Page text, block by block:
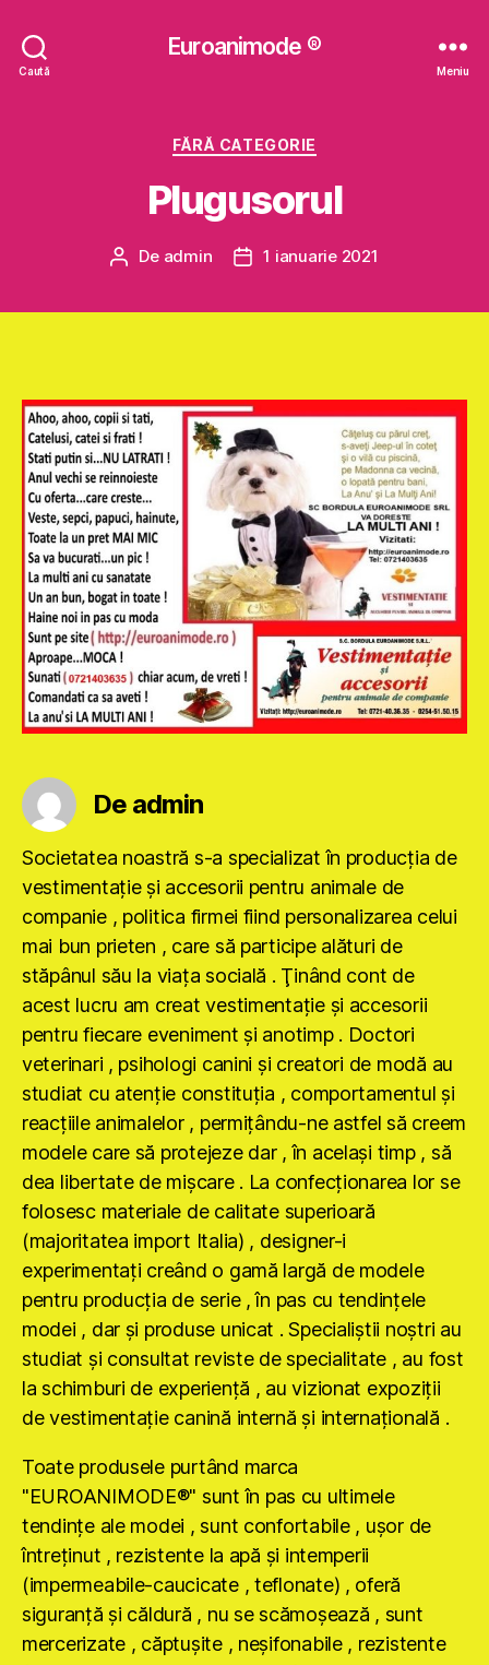
Caută
Euroanimode ®
Meniu
Categorii
FĂRĂ CATEGORIE
Plugusorul
Autor
De admin
Dată1 ianuarie 2021
De admin
Societatea noastră s-a specializat în producţia de
vestimentaţie şi accesorii pentru animale de
companie , politica firmei fiind personalizarea celui
mai bun prieten , care să participe alături de
stăpânul său la viaţa socială . Ţinând cont de
acest lucru am creat vestimentaţie şi accesorii
pentru fiecare eveniment şi anotimp . Doctori
veterinari , psihologi canini şi creatori de modă au
studiat cu atenţie constituţia , comportamentul şi
reacţiile animalelor , permiţându-ne astfel să creem
modele care să protejeze dar , în acelaşi timp , să
dea libertate de mişcare . La confecţionarea lor se
folosesc materiale de calitate superioară
(majoritatea import Italia) , designer-i
experimentaţi creând o gamă largă de modele
pentru producţia de serie , în pas cu tendinţele
modei , dar şi produse unicat . Specialiştii noştri au
studiat şi consultat reviste de specialitate , au fost
la schimburi de experienţă , au vizionat expoziţii
de vestimentaţie canină internă şi internaţională .
Toate produsele purtând marca
"EUROANIMODE®" sunt în pas cu ultimele
tendinţe ale modei , sunt confortabile , uşor de
întreţinut , rezistente la apă şi intemperii
(impermeabile-caucicate , teflonate) , oferă
siguranţă şi căldură , nu se scămoşează , sunt
mercerizate , căptuşite , neşifonabile , rezistente